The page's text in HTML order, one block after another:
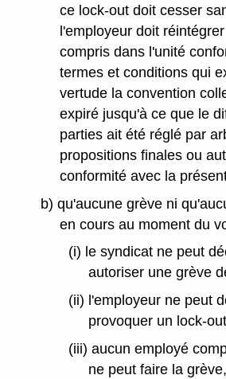
ce lock-out doit cesser
l'employeur doit
compris dans l'unité
termes et conditions qui
vertude la convention
expiré jusqu'à ce que le
parties ait été réglé par
propositions finales ou
conformité avec la
b) qu'aucune grève ni
en cours au moment du
(i) le syndicat ne peut
autoriser une grève
(ii) l'employeur ne peut
provoquer un lock-
(iii) aucun employé
ne peut faire la